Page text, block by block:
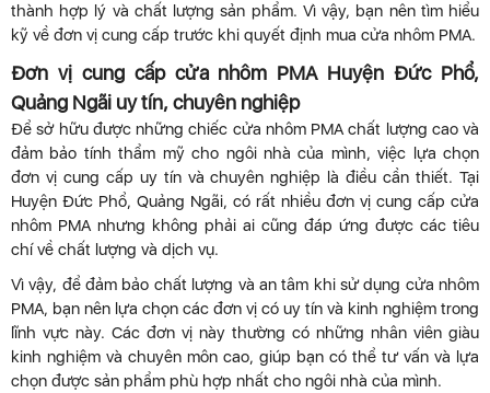
thành hợp lý và chất lượng sản phẩm. Vì vậy, bạn nên tìm hiểu
kỹ về đơn vị cung cấp trước khi quyết định mua cửa nhôm PMA.
Đơn vị cung cấp cửa nhôm PMA Huyện Đức Phổ,
Quảng Ngãi uy tín, chuyên nghiệp
Để sở hữu được những chiếc cửa nhôm PMA chất lượng cao và
đảm bảo tính thẩm mỹ cho ngôi nhà của mình, việc lựa chọn
đơn vị cung cấp uy tín và chuyên nghiệp là điều cần thiết. Tại
Huyện Đức Phổ, Quảng Ngãi, có rất nhiều đơn vị cung cấp cửa
nhôm PMA nhưng không phải ai cũng đáp ứng được các tiêu
chí về chất lượng và dịch vụ.
Vì vậy, để đảm bảo chất lượng và an tâm khi sử dụng cửa nhôm
PMA, bạn nên lựa chọn các đơn vị có uy tín và kinh nghiệm trong
lĩnh vực này. Các đơn vị này thường có những nhân viên giàu
kinh nghiệm và chuyên môn cao, giúp bạn có thể tư vấn và lựa
chọn được sản phẩm phù hợp nhất cho ngôi nhà của mình.